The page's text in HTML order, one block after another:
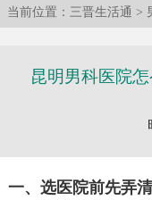
当前位置： 三晋生活通 >
昆明男科医院
一、选医院前先弄